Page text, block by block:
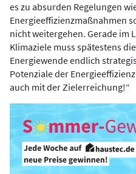
es zu absurden Regelungen
Energieeffizienzmaßnahmen
nicht weitergehen. Gerade im
Klimaziele muss spätestens
Energiewende endlich
Potenziale der
auch mit der Zielerreichung!“